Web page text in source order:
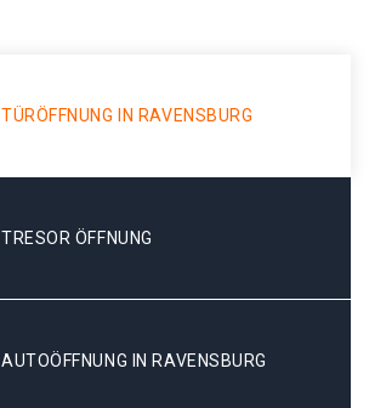
TÜRÖFFNUNG IN RAVENSBURG
TRESOR ÖFFNUNG
AUTOÖFFNUNG IN RAVENSBURG